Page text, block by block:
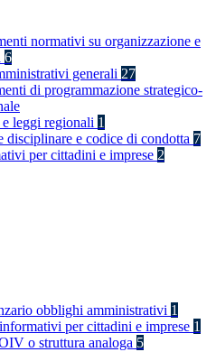
normativi su organizzazione e
6
generali 27
di programmazione strategico-
e leggi regionali 1
disciplinare e codice di condotta 7
per cittadini e imprese 2
obblighi amministrativi 1
per cittadini e imprese 1
o struttura analoga 5